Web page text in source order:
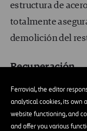
Ferrovial, the editor
analytical cookies, its own
website functioning, and
and offer you various
estructura de
totalmente
demolición del
Recuperación
Por último,
clásicos
de los
utilizarlos en la